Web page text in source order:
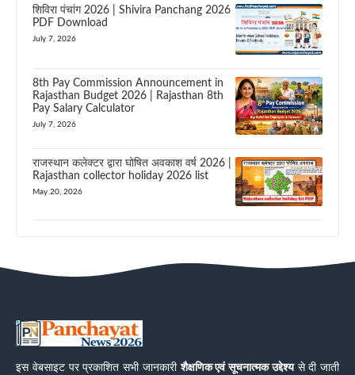
शिविरा पंचांग 2026 | Shivira Panchang 2026
PDF Download
July 7, 2026
8th Pay Commission Announcement in
Rajasthan Budget 2026 | Rajasthan 8th
Pay Salary Calculator
July 7, 2026
राजस्थान कलेक्टर द्वारा घोषित अवकाश वर्ष 2026 |
Rajasthan collector holiday 2026 list
May 20, 2026
इस वेबसाइट पर प्रकाशित सभी जानकारीशैक्षणिक एवं सूचनात्मक उद्देश्यसे दी जाती